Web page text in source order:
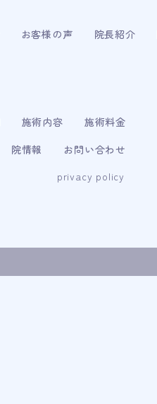
お客様の声 院長紹介
施術内容
施術料金
院情報
お問い合わせ
privacy policy